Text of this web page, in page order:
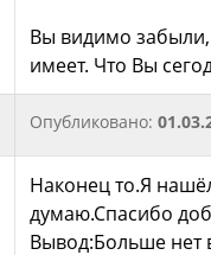
Вы видимо
имеет. Что Вы
Опубликовано:
Наконец то.Я
думаю.Спасибо
Вывод:Больше нет